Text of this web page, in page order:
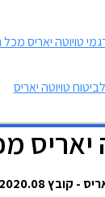
טויוטה יאריס
טויוטה יאריס
יאריס
מפרט טכני מלא להורדה